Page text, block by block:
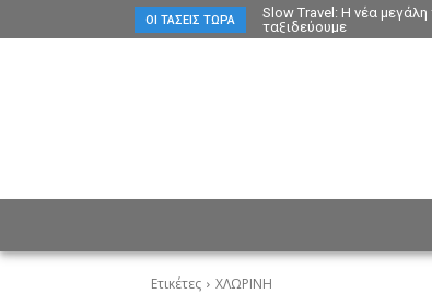
ΟΙ ΤΆΣΕΙΣ ΤΏΡΑ
Slow Travel: Η νέα
ταξιδεύουμε
Ετικέτες ΧΛΩΡΙΝΗ